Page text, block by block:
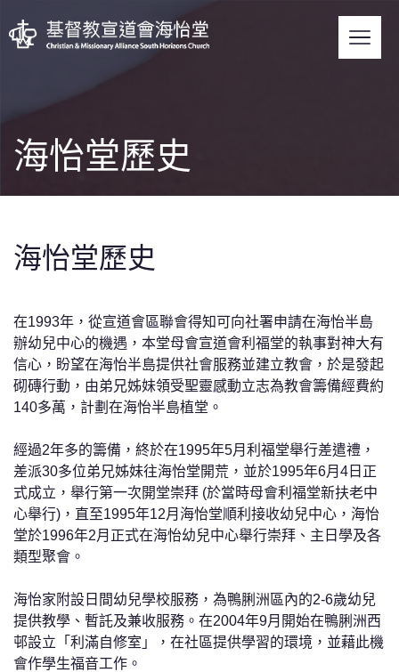
to
main
海怡堂歷史
海怡堂歷史
在1993年，從宣道會區聯會得知可向社署申請在海怡半島
辦幼兒中心的機遇，本堂母會宣道會利福堂的執事對神大有
信心，盼望在海怡半島提供社會服務並建立教會，於是發起
砌磚行動，由弟兄姊妹領受聖靈感動立志為教會籌備經費約
140多萬，計劃在海怡半島植堂。
經過2年多的籌備，終於在1995年5月利福堂舉行差遣禮，
差派30多位弟兄姊妹往海怡堂開荒，並於1995年6月4日正
式成立，舉行第一次開堂崇拜 (於當時母會利福堂新扶老中
心舉行)，直至1995年12月海怡堂順利接收幼兒中心，海怡
堂於1996年2月正式在海怡幼兒中心舉行崇拜、主日學及各
類型聚會。
海怡家附設日間幼兒學校服務，為鴨脷洲區內的2-6歲幼兒
提供教學、暫託及兼收服務。在2004年9月開始在鴨脷洲西
邨設立「利滿自修室」，在社區提供學習的環境，並藉此機
會作學生福音工作。